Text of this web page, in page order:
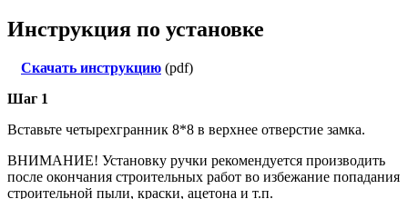
Инструкция по установке
Скачать инструкцию (pdf)
Шаг 1
Вставьте четырехгранник 8*8 в верхнее отверстие замка.
ВНИМАНИЕ! Установку ручки рекомендуется производить
после окончания строительных работ во избежание попадания
строительной пыли, краски, ацетона и т.п.